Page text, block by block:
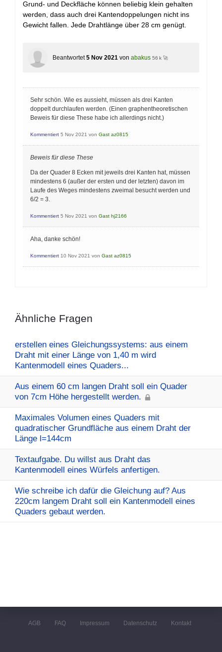
Grund- und Deckfläche können beliebig klein gehalten
werden, dass auch drei Kantendoppelungen nicht ins
Gewicht fallen. Jede Drahtlänge über 28 cm genügt.
Beantwortet 5 Nov 2021 von abakus 56 k 🚀
Sehr schön. Wie es aussieht, müssen als drei Kanten
doppelt durchlaufen werden. (Einen graphentheoretischen
Beweis für diese These habe ich allerdings nicht.)
Kommentiert 5 Nov 2021 von Gast az0815
Beweis für diese These
Da der Quader 8 Ecken mit jeweils drei Kanten hat, müssen
mindestens 6 (außer der ersten und der letzten) davon im
Laufe des Weges mindestens zweimal besucht werden und
6/2 = 3.
Kommentiert 5 Nov 2021 von Gast hj2166
Aha, danke schön!
Kommentiert 10 Nov 2021 von Gast az0815
Ähnliche Fragen
erstellen eines Gleichungssystems: aus einem
Draht mit einer Länge von 1,40 m wird
Kantenmodell eines Quaders...
Aus einem 60 cm langen Draht soll ein Quader
von 7cm Höhe hergestellt werden.
Maximales Volumen eines Quaders mit
quadratischer Grundfläche aus einem Draht der
Länge l=144cm
Textaufgabe. Du willst aus Draht das
Kantenmodell eines Würfels anfertigen.
Wie schreibe ich dafür die Gleichung auf? Aus
220cm langem Draht soll ein Kantenmodell eines
Quaders gebaut werden.
AGB FAQ Impressum Datenschutz Kontakt